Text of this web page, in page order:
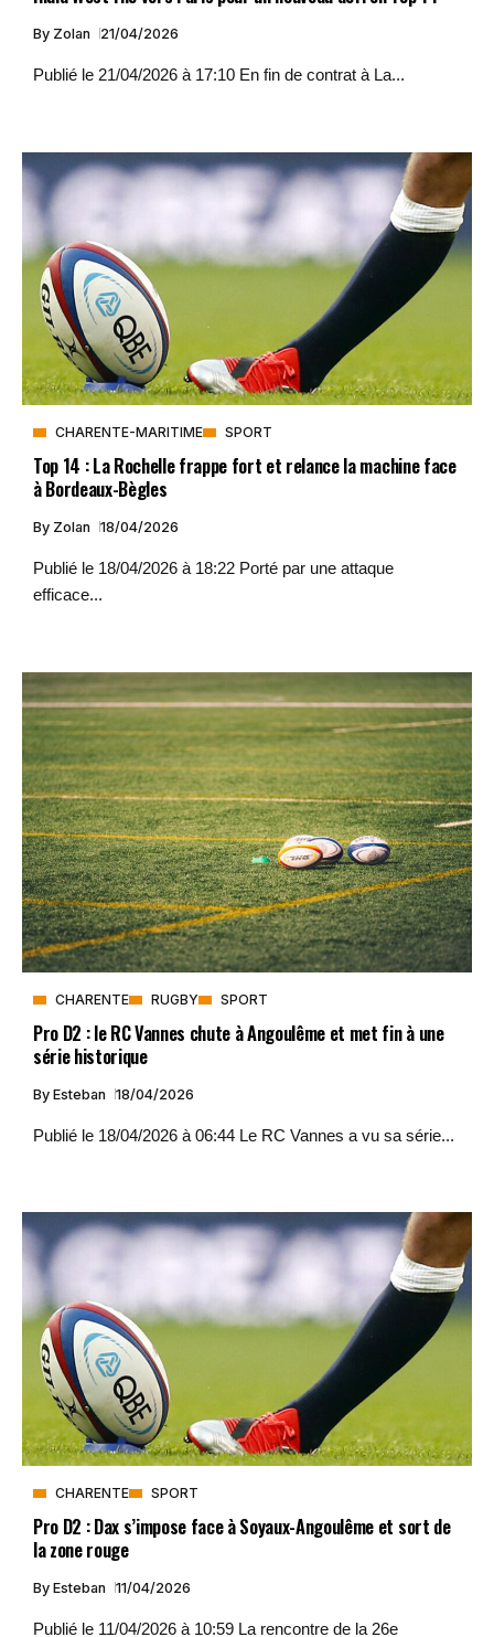
By Zolan 21/04/2026
Publié le 21/04/2026 à 17:10 En fin de contrat à La...
CHARENTE-MARITIME SPORT
Top 14 : La Rochelle frappe fort et relance la machine face
à Bordeaux-Bègles
By Zolan 18/04/2026
Publié le 18/04/2026 à 18:22 Porté par une attaque
efficace...
CHARENTE RUGBY SPORT
Pro D2 : le RC Vannes chute à Angoulême et met fin à une
série historique
By Esteban 18/04/2026
Publié le 18/04/2026 à 06:44 Le RC Vannes a vu sa série...
CHARENTE SPORT
Pro D2 : Dax s’impose face à Soyaux-Angoulême et sort de
la zone rouge
By Esteban 11/04/2026
Publié le 11/04/2026 à 10:59 La rencontre de la 26e